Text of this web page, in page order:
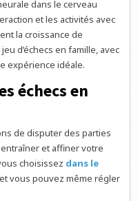
dans le cerveau
et les activités avec
la croissance de
d’échecs en famille, avec
expérience idéale.
échecs en
de disputer des parties
et affiner votre
choisissez dans le
vous pouvez même régler